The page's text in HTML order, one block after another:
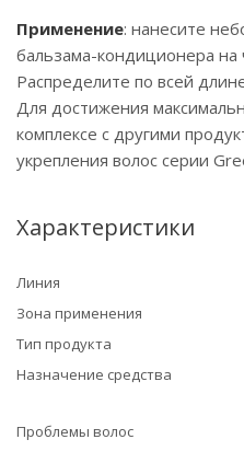
Применение: нанесите
бальзама-кондиционера
Распределите по всей
Для достижения
комплексе с другими
укрепления волос серии
Характеристики
Линия
Зона применения
Тип продукта
Назначение средства
Проблемы волос